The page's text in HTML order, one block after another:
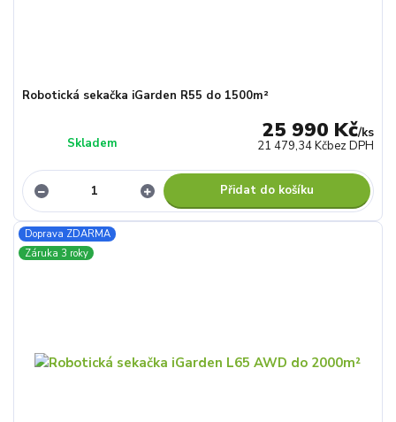
Robotická sekačka iGarden R55 do 1500m²
25 990 Kč/ks
21 479,34 Kčbez DPH
Skladem
Přidat do košíku
Doprava ZDARMA
Záruka 3 roky